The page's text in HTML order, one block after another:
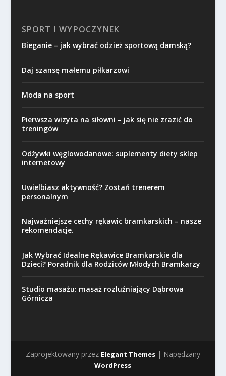
SPORT I WYPOCZYNEK
Bieganie – jak wybrać odzież sportową damską?
Daj szansę małemu piłkarzowi
Moda na sport
Pierwsza wizyta na siłowni – jak się nie zrazić do
treningów
Odżywki węglowodanowe: suplementy diety sklep
internetowy
Uwielbiasz aktywność? Zostań trenerem
personalnym
Najważniejsze cechy rękawic bramkarskich – nasze
rekomendacje.
Jak Wybrać Idealne Rękawice Bramkarskie dla
Dzieci? Poradnik dla Rodziców Młodych Bramkarzy
Studio masażu: masaż rozluźniający Dąbrowa
Górnicza
Zaprojektowany przez Elegant Themes| Napędzany
WordPress